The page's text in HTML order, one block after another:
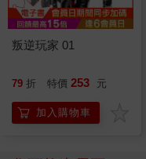
叛逆玩家 01
79 折 特價 253 元
加入購物車